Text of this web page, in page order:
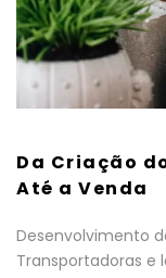
Da Criação
Até a Venda
Desenvolvimento
Transportadoras e